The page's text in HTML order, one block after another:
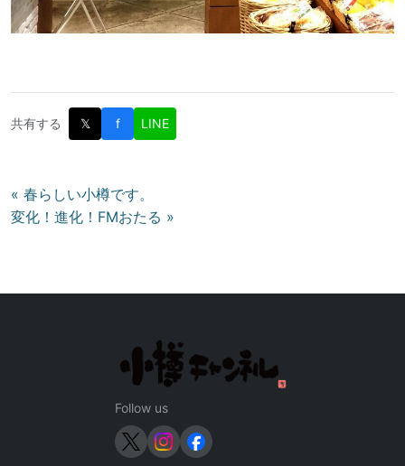
共有する 𝕏 f LINE
投
稿
« 春らしい小樽です。
変化！進化！FMおたる »
Follow us